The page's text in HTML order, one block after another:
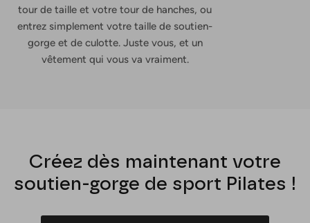
tour de taille et votre tour de hanches, ou
entrez simplement votre taille de soutien-
gorge et de culotte. Juste vous, et un
vêtement qui vous va vraiment.
Créez dès maintenant votre
soutien-gorge de sport Pilates !